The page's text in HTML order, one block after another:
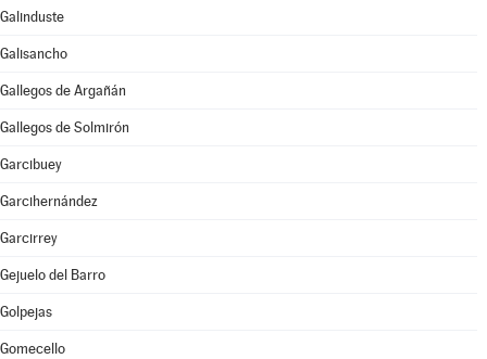
Galinduste
Galisancho
Gallegos de Argañán
Gallegos de Solmirón
Garcibuey
Garcihernández
Garcirrey
Gejuelo del Barro
Golpejas
Gomecello